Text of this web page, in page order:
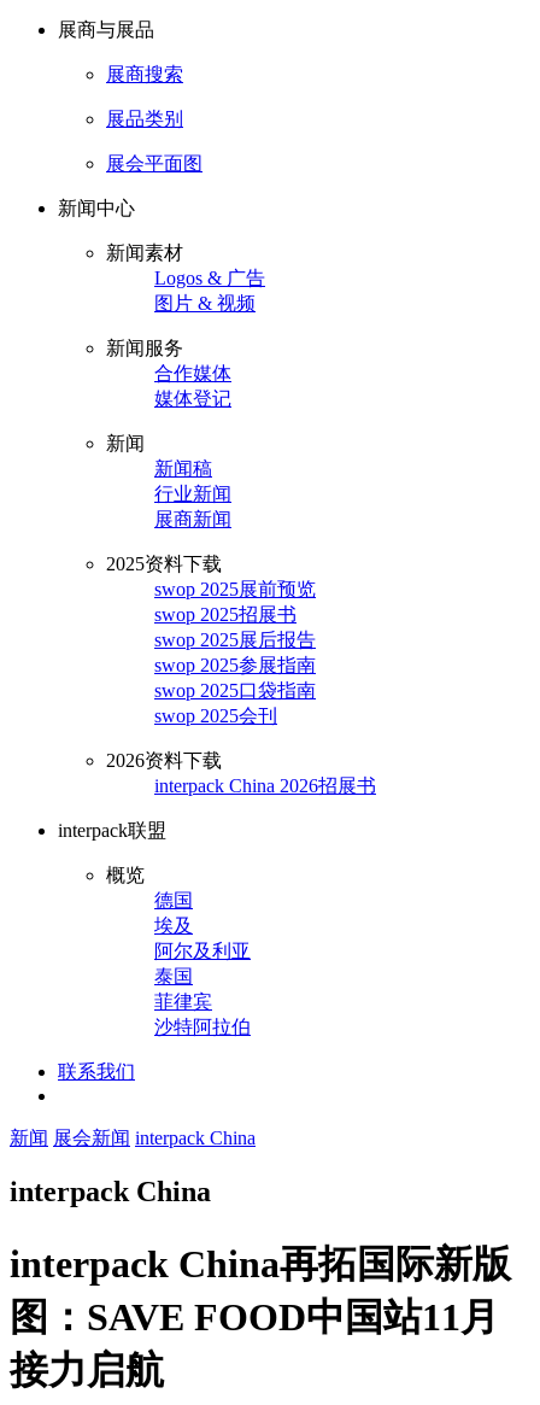
展商与展品
展商搜索
展品类别
展会平面图
新闻中心
新闻素材
Logos & 广告
图片 & 视频
新闻服务
合作媒体
媒体登记
新闻
新闻稿
行业新闻
展商新闻
2025资料下载
swop 2025展前预览
swop 2025招展书
swop 2025展后报告
swop 2025参展指南
swop 2025口袋指南
swop 2025会刊
2026资料下载
interpack China 2026招展书
interpack联盟
概览
德国
埃及
阿尔及利亚
泰国
菲律宾
沙特阿拉伯
联系我们
新闻 展会新闻 interpack China
interpack China
interpack China再拓国际新版
图：SAVE FOOD中国站11月
接力启航